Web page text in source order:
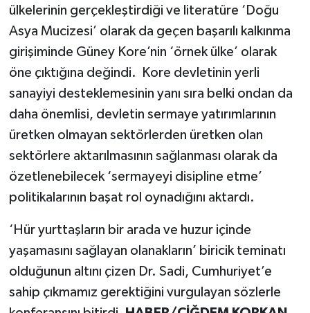
ülkelerinin gerçekleştirdiği ve literatüre ‘Doğu
Asya Mucizesi’ olarak da geçen başarılı kalkınma
girişiminde Güney Kore’nin ‘örnek ülke’ olarak
öne çıktığına değindi. Kore devletinin yerli
sanayiyi desteklemesinin yanı sıra belki ondan da
daha önemlisi, devletin sermaye yatırımlarının
üretken olmayan sektörlerden üretken olan
sektörlere aktarılmasının sağlanması olarak da
özetlenebilecek ‘sermayeyi disipline etme’
politikalarının başat rol oynadığını aktardı.
‘Hür yurttaşların bir arada ve huzur içinde
yaşamasını sağlayan olanakların’ biricik teminatı
olduğunun altını çizen Dr. Sadi, Cumhuriyet’e
sahip çıkmamız gerektiğini vurgulayan sözlerle